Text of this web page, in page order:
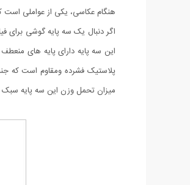
هنگام عکاسی، یکی از عواملی است
میزان تحمل وزن این سه پایه سبک 1000 گرم است و این نشانه میزان قدرت پایه ها Spider tripod است. هم چنین از طریق بال هد کوچک روی آن می توانید زاویه مورد نظر را تنظیم کنید.